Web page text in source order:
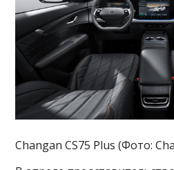
Changan CS75 Plus (Фото: